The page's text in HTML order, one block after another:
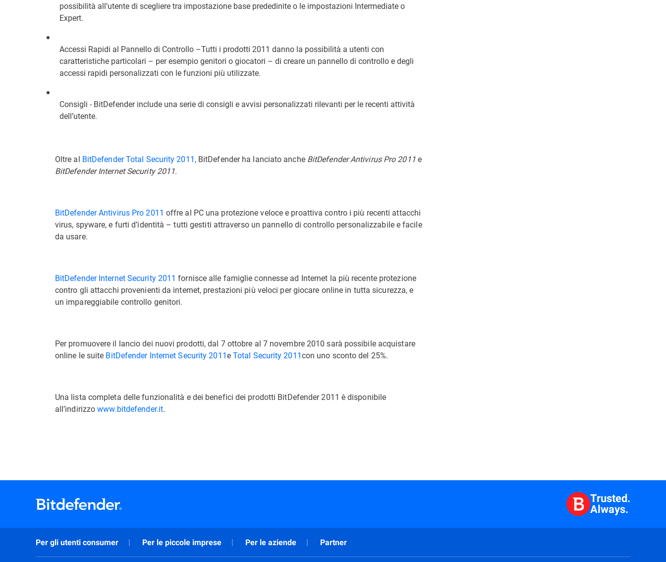
possibilità all’utente di scegliere tra impostazione base prededinite o le impostazioni Intermediate o
Expert.
Accessi Rapidi al Pannello di Controllo –Tutti i prodotti 2011 danno la possibilità a utenti con
caratteristiche particolari – per esempio genitori o giocatori – di creare un pannello di controllo e degli
accessi rapidi personalizzati con le funzioni più utilizzate.
Consigli - BitDefender include una serie di consigli e avvisi personalizzati rilevanti per le recenti attività
dell’utente.
Oltre al BitDefender Total Security 2011, BitDefender ha lanciato anche BitDefender Antivirus Pro 2011e
BitDefender Internet Security 2011.
BitDefender Antivirus Pro 2011 offre al PC una protezione veloce e proattiva contro i più recenti attacchi
virus, spyware, e furti d’identità – tutti gestiti attraverso un pannello di controllo personalizzabile e facile
da usare.
BitDefender Internet Security 2011 fornisce alle famiglie connesse ad Internet la più recente protezione
contro gli attacchi provenienti da internet, prestazioni più veloci per giocare online in tutta sicurezza, e
un impareggiabile controllo genitori.
Per promuovere il lancio dei nuovi prodotti, dal 7 ottobre al 7 novembre 2010 sarà possibile acquistare
online le suite BitDefender Internet Security 2011eTotal Security 2011con uno sconto del 25%.
Una lista completa delle funzionalità e dei benefici dei prodotti BitDefender 2011 è disponibile
all’indirizzowww.bitdefender.it.
Trusted.
Always.
Per gli utenti consumer Per le piccole imprese Per le aziende Partner